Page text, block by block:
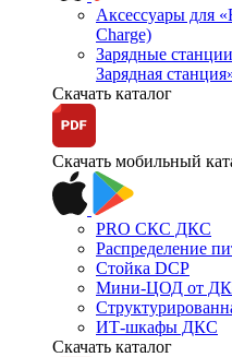
Аксессуары для
Charge)
Зарядные
Зарядная
Скачать каталог
Скачать мобильный
PRO СКС ДКС
Распределение
Стойка DCP
Мини-ЦОД от
ИТ-шкафы ДКС
Скачать каталог